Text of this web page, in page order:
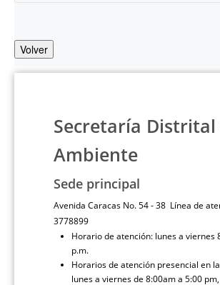
Volver
Secretaría Distrital
Ambiente
Sede principal
Avenida Caracas No. 54 - 38 Línea de
3778899
Horario de atención: lunes a viernes
p.m.
Horarios de atención presencial en
lunes a viernes de 8:00am a 5:00